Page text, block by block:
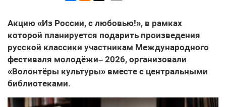
Акцию «Из России, с любовью!», в рамках
которой планируется подарить произведения
русской классики участникам Международного
фестиваля молодёжи– 2026, организовали
«Волонтёры культуры» вместе с центральными
библиотеками.